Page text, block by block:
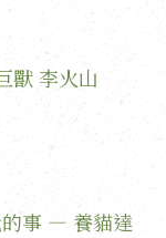
獸 李火山
的事 — 養貓達